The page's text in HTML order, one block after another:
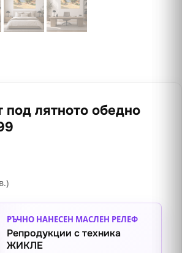
под лятното обедно
РЪЧНО НАНЕСЕН МАСЛЕН РЕЛЕФ
Репродукции с техника
ЖИКЛЕ